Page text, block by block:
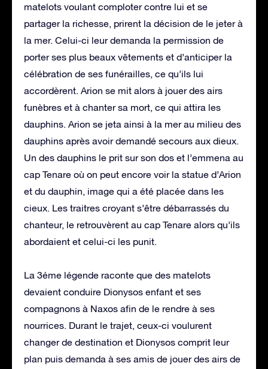
matelots voulant comploter contre lui et se
partager la richesse, prirent la décision de le jeter à
la mer. Celui-ci leur demanda la permission de
porter ses plus beaux vêtements et d’anticiper la
célébration de ses funérailles, ce qu’ils lui
accordèrent. Arion se mit alors à jouer des airs
funèbres et à chanter sa mort, ce qui attira les
dauphins. Arion se jeta ainsi à la mer au milieu des
dauphins après avoir demandé secours aux dieux.
Un des dauphins le prit sur son dos et l’emmena au
cap Tenare où on peut encore voir la statue d’Arion
et du dauphin, image qui a été placée dans les
cieux. Les traitres croyant s’être débarrassés du
chanteur, le retrouvèrent au cap Tenare alors qu’ils
abordaient et celui-ci les punit.
La 3éme légende raconte que des matelots
devaient conduire Dionysos enfant et ses
compagnons à Naxos afin de le rendre à ses
nourrices. Durant le trajet, ceux-ci voulurent
changer de destination et Dionysos comprit leur
plan puis demanda à ses amis de jouer des airs de